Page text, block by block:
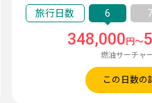
6 7
348,000 円～
燃油サーチャ
この日数の